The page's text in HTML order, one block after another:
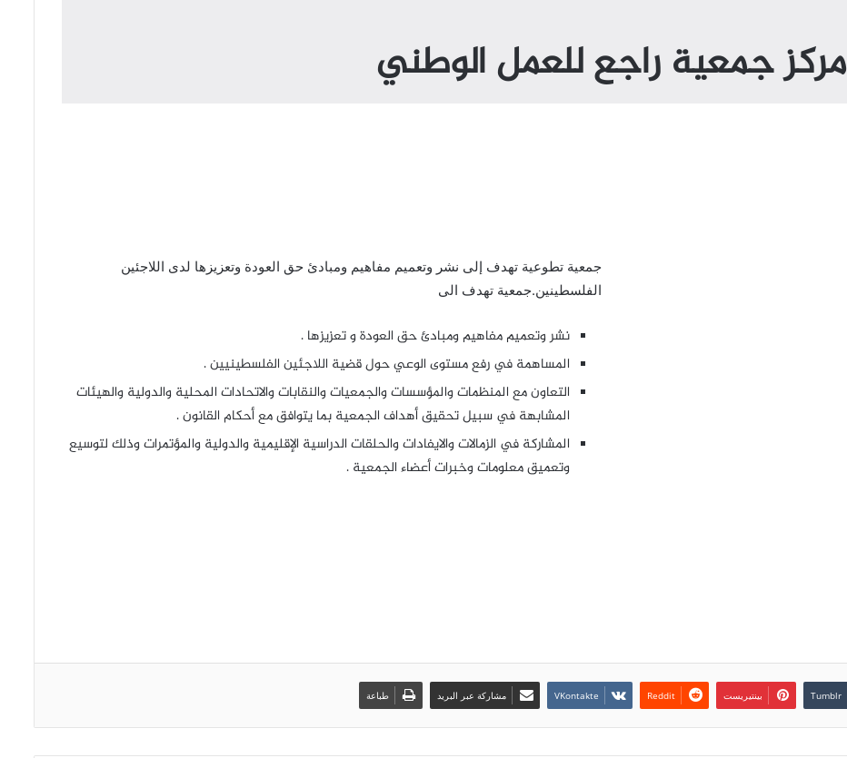
مركز جمعية راجع للعمل الوطني
جمعية تطوعية تهدف إلى نشر وتعميم مفاهيم ومبادئ حق العودة وتعزيزها لدى اللاجئين
الفلسطينين.جمعية تهدف الى
نشر وتعميم مفاهيم ومبادئ حق العودة و تعزيزها .
المساهمة في رفع مستوى الوعي حول قضية اللاجئين الفلسطينيين .
التعاون مع المنظمات والمؤسسات والجمعيات والنقابات والاتحادات المحلية والدولية والهيئات
المشابهة في سبيل تحقيق أهداف الجمعية بما يتوافق مع أحكام القانون .
المشاركة في الزمالات والايفادات والحلقات الدراسية الإقليمية والدولية والمؤتمرات وذلك لتوسيع
وتعميق معلومات وخبرات أعضاء الجمعية .
بينتيريست مشاركة عبر البريد طباعة